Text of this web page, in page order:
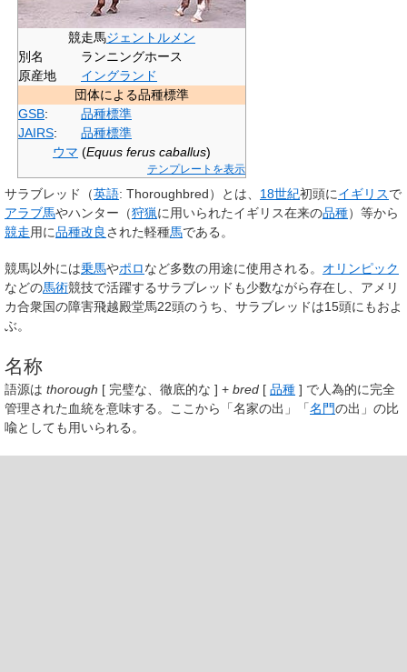
競走馬ジェントルメン
別名
ランニングホース
原産地
イングランド
団体による品種標準
GSB:
品種標準
JAIRS:
品種標準
ウマ (Equus ferus caballus)
テンプレートを表示
サラブレッド （英語: Thoroughbred）とは、 18世紀初頭にイギリスで
アラブ馬やハンター（狩猟に用いられたイギリス在来の品種）等から
競走用に品種改良された軽種馬である。
競馬以外には乗馬やポロなど多数の用途に使用される。 オリンピック
などの馬術競技で活躍するサラブレッドも少数ながら存在し、アメリ
カ合衆国の障害飛越殿堂馬22頭のうち、サラブレッドは15頭にもおよ
ぶ。
名称
語源は thorough [ 完璧な、徹底的な ] + bred [ 品種 ] で人為的に完全
管理された血統を意味する。ここから「名家の出」「名門の出」の比
喩としても用いられる。